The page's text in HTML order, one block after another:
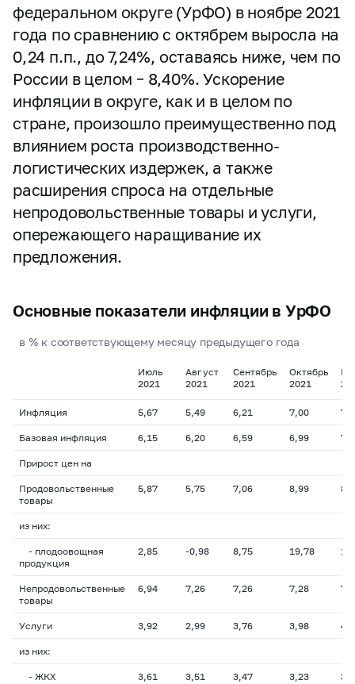
федеральном округе (УрФО) в ноябре 2021
года по сравнению с октябрем выросла на
0,24 п.п., до 7,24%, оставаясь ниже, чем по
России в целом – 8,40%. Ускорение
инфляции в округе, как и в целом по
стране, произошло преимущественно под
влиянием роста производственно-
логистических издержек, а также
расширения спроса на отдельные
непродовольственные товары и услуги,
опережающего наращивание их
предложения.
Основные показатели инфляции в УрФО
в % к соответствующему месяцу предыдущего года
Июль
2021
Август
2021
Сентябрь
2021
Октябрь
2021
Инфляция 5,67 5,49 6,21 7,00
Базовая инфляция 6,15 6,20 6,59 6,99
Прирост цен на
Продовольственные
товары
5,87 5,75 7,06 8,99
из них:
- плодоовощная
продукция
2,85 -0,98 8,75 19,78
Непродовольственные
товары
6,94 7,26 7,26 7,28
Услуги 3,92 2,99 3,76 3,98
из них:
- ЖКХ 3,61 3,51 3,47 3,23